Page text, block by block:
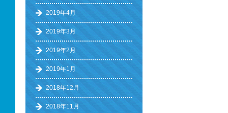
2019年4月
2019年3月
2019年2月
2019年1月
2018年12月
2018年11月